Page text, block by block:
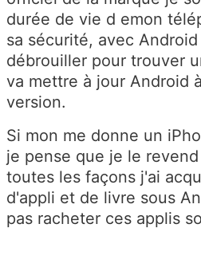
durée de vie d emon
sa sécurité, avec
débrouiller pour trouver
va mettre à jour Android
version.
Si mon me donne un
je pense que je le
toutes les façons j'ai
d'appli et de livre sous
pas racheter ces applis